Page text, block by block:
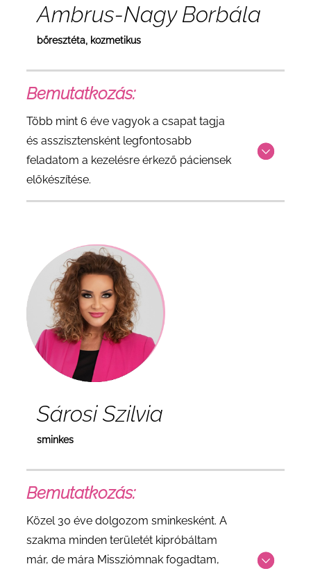
Ambrus-Nagy Borbála
bőresztéta, kozmetikus
Bemutatkozás:
Több mint 6 éve vagyok a csapat tagja
és asszisztensként legfontosabb
feladatom a kezelésre érkező páciensek
előkészítése.
Sárosi Szilvia
sminkes
Bemutatkozás:
Közel 30 éve dolgozom sminkesként. A
szakma minden területét kipróbáltam
már, de mára Missziómnak fogadtam,